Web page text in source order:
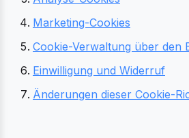
Marketing-Cookies
Cookie-Verwaltung über den
Einwilligung und Widerruf
Änderungen dieser Cookie-